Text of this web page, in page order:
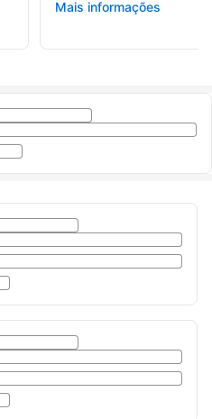
Mais informações